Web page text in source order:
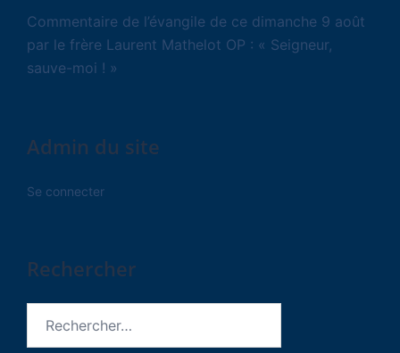
Commentaire de l’évangile de ce dimanche 9 août
par le frère Laurent Mathelot OP : « Seigneur,
sauve-moi ! »
Admin du site
Se connecter
Rechercher